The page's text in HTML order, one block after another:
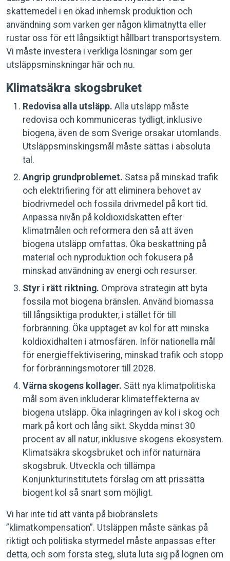
skattemedel i en ökad inhemsk produktion och
användning som varken ger någon klimatnytta eller
rustar oss för ett långsiktigt hållbart transportsystem.
Vi måste investera i verkliga lösningar som ger
utsläppsminskningar här och nu.
Klimatsäkra skogsbruket
Redovisa alla utsläpp. Alla utsläpp måste
redovisa och kommuniceras tydligt, inklusive
biogena, även de som Sverige orsakar utomlands.
Utsläppsminskingsmål måste sättas i absoluta
tal.
Angrip grundproblemet. Satsa på minskad trafik
och elektrifiering för att eliminera behovet av
biodrivmedel och fossila drivmedel på kort tid.
Anpassa nivån på koldioxidskatten efter
klimatmålen och reformera den så att även
biogena utsläpp omfattas. Öka beskattning på
material och nyproduktion och fokusera på
minskad användning av energi och resurser.
Styr i rätt riktning. Ompröva strategin att byta
fossila mot biogena bränslen. Använd biomassa
till långsiktiga produkter, i stället för till
förbränning. Öka upptaget av kol för att minska
koldioxidhalten i atmosfären. Inför nationella mål
för energieffektivisering, minskad trafik och stopp
för förbränningsmotorer till 2028.
Värna skogens kollager. Sätt nya klimatpolitiska
mål som även inkluderar klimateffekterna av
biogena utsläpp. Öka inlagringen av kol i skog och
mark på kort och lång sikt. Skydda minst 30
procent av all natur, inklusive skogens ekosystem.
Klimatsäkra skogsbruket och inför naturnära
skogsbruk. Utveckla och tillämpa
Konjunkturinstitutets förslag om att prissätta
biogent kol så snart som möjligt.
Vi har inte tid att vänta på biobränslets
”klimatkompensation”. Utsläppen måste sänkas på
riktigt och politiska styrmedel måste anpassas efter
detta, och som första steg, sluta luta sig på lögnen om